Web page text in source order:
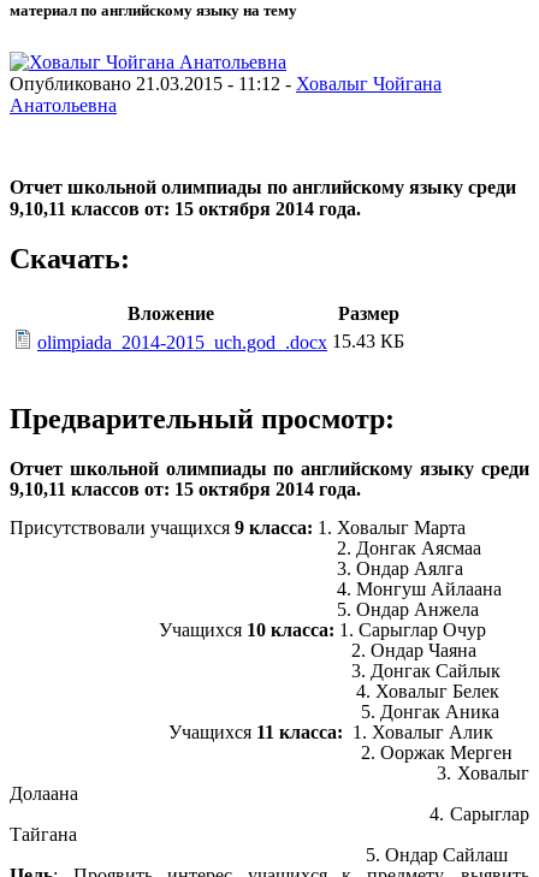
материал по английскому языку на тему
Опубликовано 21.03.2015 - 11:12 - Ховалыг Чойгана
Анатольевна
Отчет школьной олимпиады по английскому языку среди
9,10,11 классов от: 15 октября 2014 года.
Скачать:
Вложение
Размер
olimpiada_2014-2015_uch.god_.docx 15.43 КБ
Предварительный просмотр:
Отчет школьной олимпиады по английскому языку среди
9,10,11 классов от: 15 октября 2014 года.
Присутствовали учащихся 9 класса: 1. Ховалыг Марта
2. Донгак Аясмаа
3. Ондар Аялга
4. Монгуш Айлаана
5. Ондар Анжела
Учащихся 10 класса: 1. Сарыглар Очур
2. Ондар Чаяна
3. Донгак Сайлык
4. Ховалыг Белек
5. Донгак Аника
Учащихся 11 класса: 1. Ховалыг Алик
2. Ооржак Мерген
3. Ховалыг
Долаана
4. Сарыглар
Тайгана
5. Ондар Сайлаш